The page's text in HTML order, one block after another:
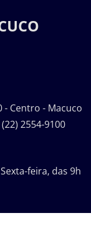
Centro - Macuco
(22) 2554-9100
feira, das 9h